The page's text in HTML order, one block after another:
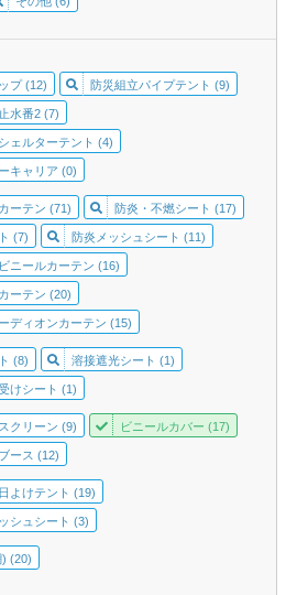
プ (12) 防災組立パイプテント (9)
水番2 (7)
ェルターテント (4)
キャリア (0)
ーテン (71) 防炎・不燃シート (17)
(7) 防炎メッシュシート (11)
ニールカーテン (16)
ーテン (20)
ディオンカーテン (15)
(8) 溶接遮光シート (1)
けシート (1)
クリーン (9) ビニールカバー (17)
ース (12)
よけテント (19)
シュシート (3)
) (20)